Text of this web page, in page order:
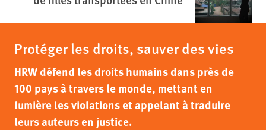
Protéger les droits, sauver des vies
HRW défend les droits humains dans près de
100 pays à travers le monde, mettant en
lumière les violations et appelant à traduire
leurs auteurs en justice.